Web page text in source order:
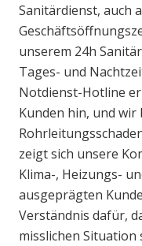
Sanitärdienst, auch
unserem 24h
Tages- und
Notdienst-Hotline
Kunden hin, und wir
zeigt sich unsere
Klima-, Heizungs-
ausgeprägten
Verständnis dafür,
misslichen Situation